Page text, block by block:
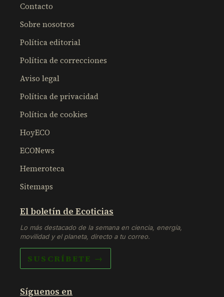
Contacto
Sobre nosotros
Política editorial
Política de correcciones
Aviso legal
Política de privacidad
Política de cookies
HoyECO
ECONews
Hemeroteca
Sitemaps
El boletín de Ecoticias
Lo más destacado de la semana en ciencia, energía,
movilidad y el planeta, directo a tu correo.
SUSCRÍBETE →
Síguenos en